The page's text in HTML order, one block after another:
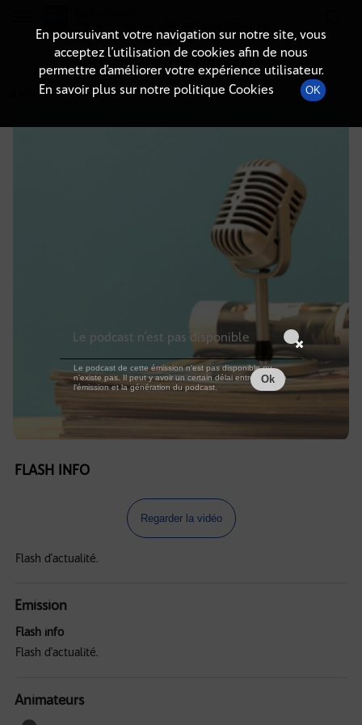
DÉTAILS DE L'ÉPISODE
31 juillet 2021à 4h59 , durée : Invalid date
FLASH INFO
Regarder la vidéo
Flash d'actualité.
Emission
Flash info
Flash d'actualité.
Animateurs
En poursuivant votre navigation sur notre site, vous
acceptez l’utilisation de cookies afin de nous
permettre d’améliorer votre expérience utilisateur.
En savoir plus sur notre politique Cookies
OK
Le podcast n'est pas disponible
Le podcast de cette émission n'est pas disponible ou
n'existe pas. Il peut y avoir un certain délai entre la fin de
l'émission et la génération du podcast.
Ok